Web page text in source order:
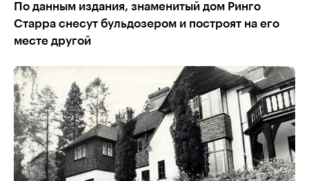
По данным издания, знаменитый дом Ринго
Старра снесут бульдозером и построят на его
месте другой